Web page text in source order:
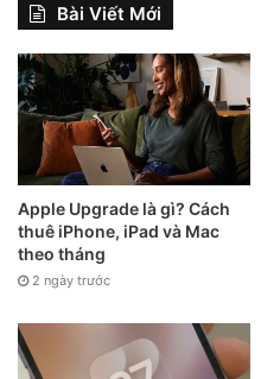
Bài Viết Mới
Apple Upgrade là gì? Cách
thuê iPhone, iPad và Mac
theo tháng
2 ngày trước